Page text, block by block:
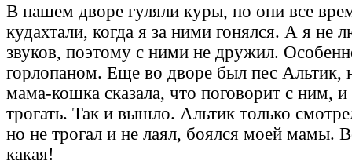
В нашем дворе гуляли куры, но они все
кудахтали, когда я за ними гонялся. А я не
звуков, поэтому с ними не дружил.
горлопаном. Еще во дворе был пес Альтик,
мама-кошка сказала, что поговорит с ним,
трогать. Так и вышло. Альтик только
но не трогал и не лаял, боялся моей мамы.
какая!